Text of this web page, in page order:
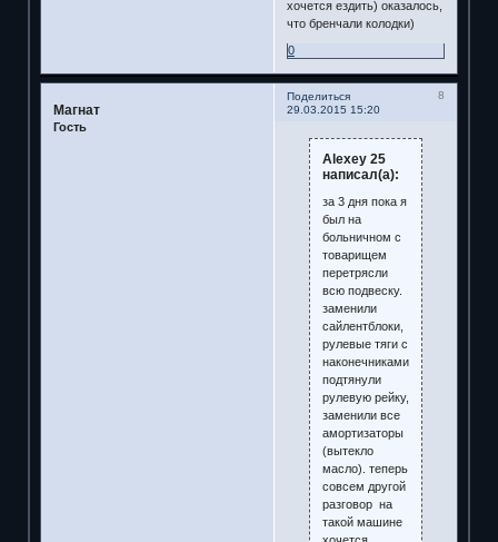
хочется ездить) оказалось,
что бренчали колодки)
0
Поделиться
8
29.03.2015 15:20
Магнат
Гость
Alexey 25
написал(а):
за 3 дня пока я
был на
больничном с
товарищем
перетрясли
всю подвеску.
заменили
сайлентблоки,
рулевые тяги с
наконечниками,
подтянули
рулевую рейку,
заменили все
амортизаторы
(вытекло
масло). теперь
совсем другой
разговор на
такой машине